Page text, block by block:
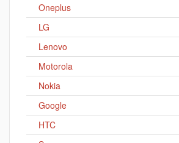
Oneplus
LG
Lenovo
Motorola
Nokia
Google
HTC